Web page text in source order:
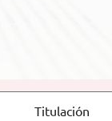
Titulación